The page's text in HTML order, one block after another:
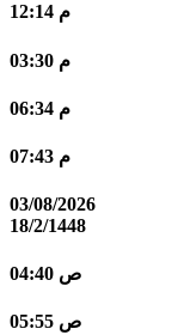
12:14 م
03:30 م
06:34 م
07:43 م
03/08/2026
18/2/1448
04:40 ص
05:55 ص